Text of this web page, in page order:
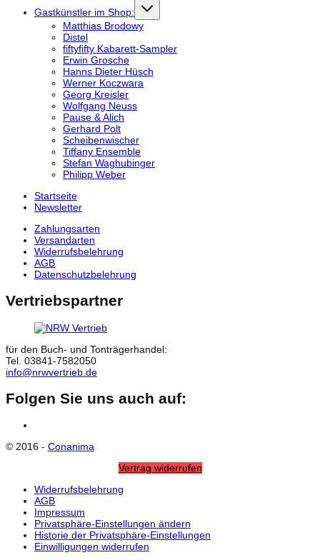
Gastkünstler im Shop:
Matthias Brodowy
Distel
fiftyfifty Kabarett-Sampler
Erwin Grosche
Hanns Dieter Hüsch
Werner Koczwara
Georg Kreisler
Wolfgang Neuss
Pause & Alich
Gerhard Polt
Scheibenwischer
Tiffany Ensemble
Stefan Waghubinger
Philipp Weber
Startseite
Newsletter
Zahlungsarten
Versandarten
Widerrufsbelehrung
AGB
Datenschutzbelehrung
Vertriebspartner
für den Buch- und Tonträgerhandel:
Tel. 03841-7582050
info@nrwvertrieb.de
Folgen Sie uns auch auf:
© 2016 - Conanima
Vertrag widerrufen
Widerrufsbelehrung
AGB
Impressum
Privatsphäre-Einstellungen ändern
Historie der Privatsphäre-Einstellungen
Einwilligungen widerrufen